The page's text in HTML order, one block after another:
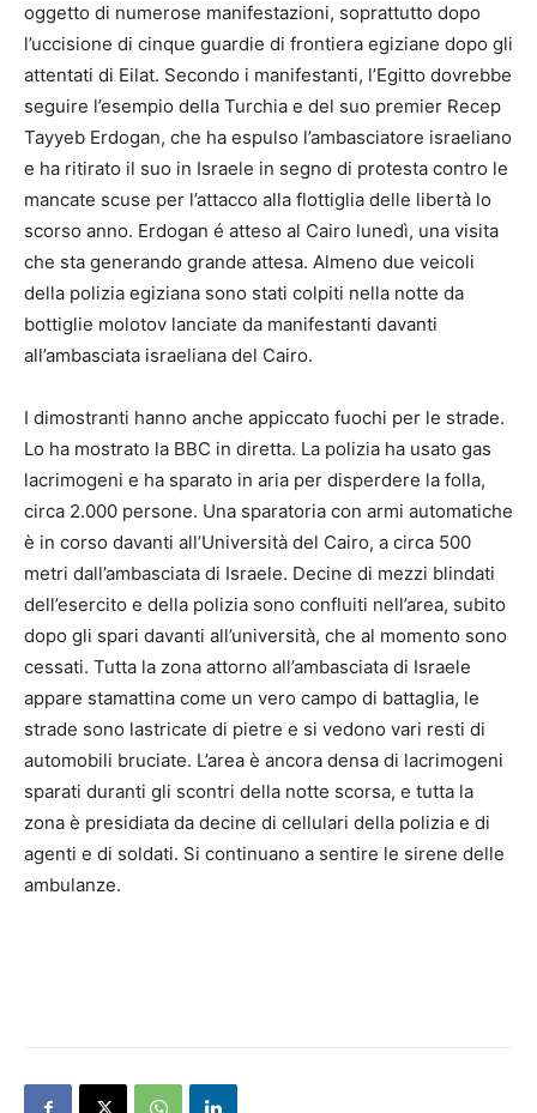
oggetto di numerose manifestazioni, soprattutto dopo
l’uccisione di cinque guardie di frontiera egiziane dopo gli
attentati di Eilat. Secondo i manifestanti, l’Egitto dovrebbe
seguire l’esempio della Turchia e del suo premier Recep
Tayyeb Erdogan, che ha espulso l’ambasciatore israeliano
e ha ritirato il suo in Israele in segno di protesta contro le
mancate scuse per l’attacco alla flottiglia delle libertà lo
scorso anno. Erdogan é atteso al Cairo lunedì, una visita
che sta generando grande attesa. Almeno due veicoli
della polizia egiziana sono stati colpiti nella notte da
bottiglie molotov lanciate da manifestanti davanti
all’ambasciata israeliana del Cairo.
I dimostranti hanno anche appiccato fuochi per le strade.
Lo ha mostrato la BBC in diretta. La polizia ha usato gas
lacrimogeni e ha sparato in aria per disperdere la folla,
circa 2.000 persone. Una sparatoria con armi automatiche
è in corso davanti all’Università del Cairo, a circa 500
metri dall’ambasciata di Israele. Decine di mezzi blindati
dell’esercito e della polizia sono confluiti nell’area, subito
dopo gli spari davanti all’università, che al momento sono
cessati. Tutta la zona attorno all’ambasciata di Israele
appare stamattina come un vero campo di battaglia, le
strade sono lastricate di pietre e si vedono vari resti di
automobili bruciate. L’area è ancora densa di lacrimogeni
sparati duranti gli scontri della notte scorsa, e tutta la
zona è presidiata da decine di cellulari della polizia e di
agenti e di soldati. Si continuano a sentire le sirene delle
ambulanze.